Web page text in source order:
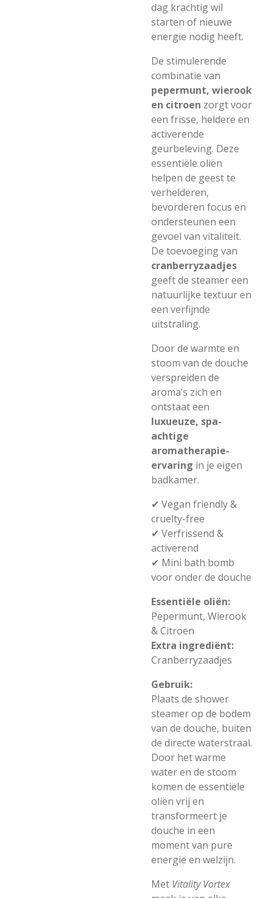
dag krachtig wil
starten of nieuwe
energie nodig heeft.
De stimulerende
combinatie van
pepermunt, wierook
en citroen zorgt voor
een frisse, heldere en
activerende
geurbeleving. Deze
essentiële oliën
helpen de geest te
verhelderen,
bevorderen focus en
ondersteunen een
gevoel van vitaliteit.
De toevoeging van
cranberryzaadjes
geeft de steamer een
natuurlijke textuur en
een verfijnde
uitstraling.
Door de warmte en
stoom van de douche
verspreiden de
aroma’s zich en
ontstaat een
luxueuze, spa-
achtige
aromatherapie-
ervaring in je eigen
badkamer.
✔ Vegan friendly &
cruelty-free
✔ Verfrissend &
activerend
✔ Mini bath bomb
voor onder de douche
Essentiële oliën:
Pepermunt, Wierook
& Citroen
Extra ingrediënt:
Cranberryzaadjes
Gebruik:
Plaats de shower
steamer op de bodem
van de douche, buiten
de directe waterstraal.
Door het warme
water en de stoom
komen de essentiële
oliën vrij en
transformeert je
douche in een
moment van pure
energie en welzijn.
Met Vitality Vortex